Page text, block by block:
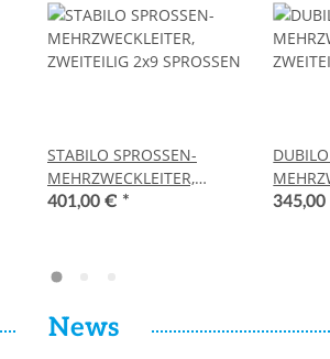
STABILO SPROSSEN-
MEHRZWECKLEITER,
ZWEITEILIG 2x9 SPROSSEN
401,00 € *
News